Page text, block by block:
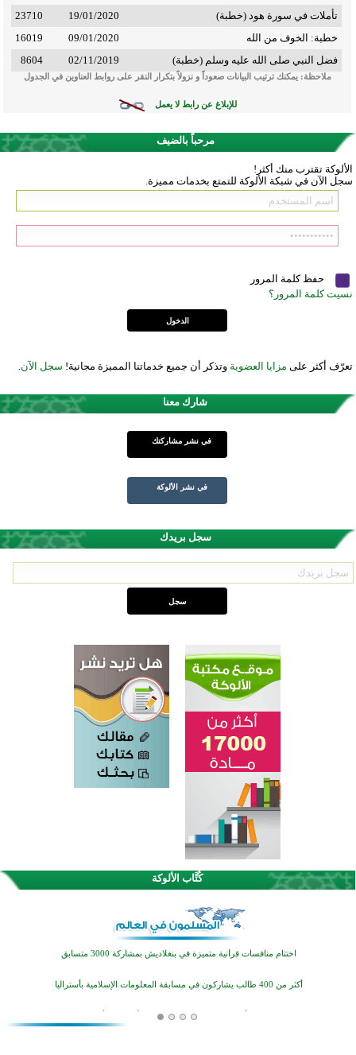
تأملات في سورة هود (خطبة) 19/01/2020
23710
خطبة: الخوف من الله
09/01/2020
16019
فضل النبي صلى الله عليه وسلم (خطبة)
02/11/2019
8604
ملاحظة: يمكنك ترتيب البيانات صعوداً و نزولاً بتكرار النقر على روابط العناوين في الجدول
للإبلاغ عن رابط لا يعمل
مرحباً بالضيف
الألوكة تقترب منك أكثر!
سجل الآن في شبكة الألوكة للتمتع بخدمات مميزة.
حفظ كلمة المرور
نسيت كلمة المرور؟
تعرّف أكثر على مزايا العضوية وتذكر أن جميع خدماتنا المميزة مجانية! سجل الآن.
شارك معنا
في نشر مشاركتك
في نشر الألوكة
سجل بريدك
كُتَّاب الألوكة
اختتام الدورة التاسعة لمسابقة حفظ وتلاوة القرآن الكريم في أزناكاييف
تيسليتش تختتم برنامجا تعليميا لتعزيز القيم وبناء الشخصية للشباب المسلمين
اختتام منافسات قرآنية متميزة في بنغلاديش بمشاركة 3000 متسابق
أكثر من 400 طالب يشاركون في مسابقة المعلومات الإسلامية بأستراليا
افتتاح تاريخي لأول مسجد في بلييفليا بالجبل الأسود منذ أكثر من قرن